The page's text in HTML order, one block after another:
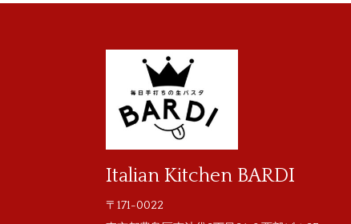
Italian Kitchen BARDI
〒171-0022